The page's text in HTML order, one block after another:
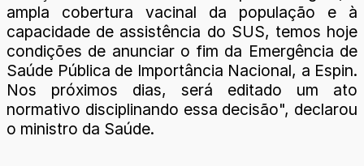
ampla cobertura vacinal da população e à
capacidade de assistência do SUS, temos hoje
condições de anunciar o fim da Emergência de
Saúde Pública de Importância Nacional, a Espin.
Nos próximos dias, será editado um ato
normativo disciplinando essa decisão", declarou
o ministro da Saúde.